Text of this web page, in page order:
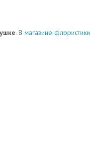
. В магазине флористики